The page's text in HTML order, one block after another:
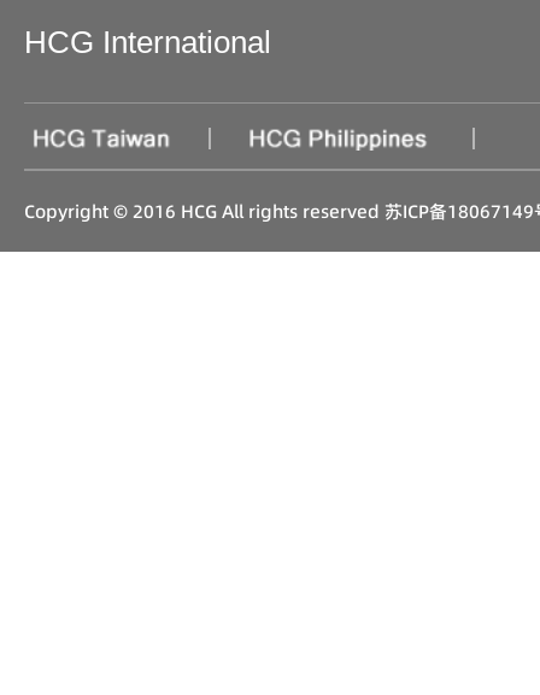
HCG International
| |
Copyright © 2016 HCG All rights reserved 苏ICP备